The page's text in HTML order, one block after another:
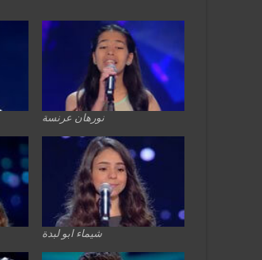
نورهان عرنسة
شيماء ابو لبدة